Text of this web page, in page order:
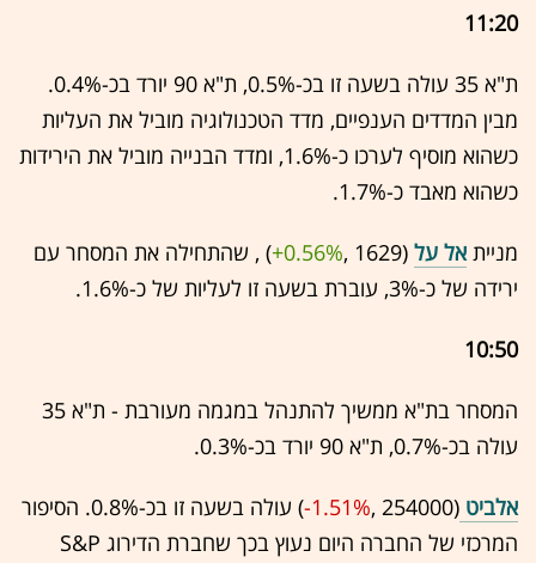
11:20
ת"א 35 עולה בשעה זו בכ-0.5%, ת"א 90 יורד בכ-0.4%.
מבין המדדים הענפיים, מדד הטכנולוגיה מוביל את העליות
כשהוא מוסיף לערכו כ-1.6%, ומדד הבנייה מוביל את הירידות
כשהוא מאבד כ-1.7%.
מנייתאל על (1629 ,‎
+0.56%‏) , שהתחילה את המסחר עם
ירידה של כ-3%, עוברת בשעה זו לעליות של כ-1.6%.
10:50
המסחר בת"א ממשיך להתנהל במגמה מעורבת - ת"א 35
עולה בכ-0.7%, ת"א 90 יורד בכ-0.3%.
אלביט (254000 ,‎
-1.51%
‏) עולה בשעה זו בכ-0.8%. הסיפור
המרכזי של החברה היום נעוץ בכך שחברת הדירוג S&P